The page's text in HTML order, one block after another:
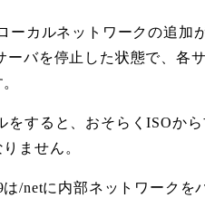
カルネットワークの追加
バを停止した状態で、各
すると、おそらくISOか
ません。
/netに内部ネットワークを